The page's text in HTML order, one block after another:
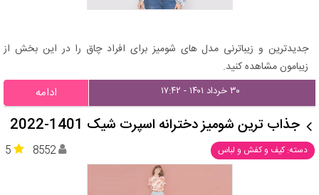
جدیدترین و زیباترنی مدل های شومیز برای افراد چاق را در این بخش از
زیبامون مشاهده کنید.
۳۰ خرداد ۱۴۰۱ - ۱۷:۴۲ ادامه
جذاب ترین شومیز دخترانه اسپرت شیک 1401-2022
دسته: کیف و کفش و لباس 5 8552